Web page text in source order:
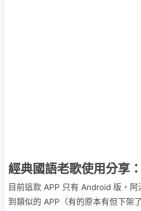
經典國語老歌使用分享：
目前這款 APP 只有 Android 版，
到類似的 APP（有的原本有但下架